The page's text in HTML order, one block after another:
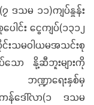
၇ ဒသမ ၁၁)ကျပ်နှုန်း
ေါင်း ငွေကျပ်(၁၃၁၂
းသမဝါယမအသင်းစု
ော နို့ဆီဘူးများကို
ဘဏ္ဍာရေးနှစ်မှ
န်ဒေါ်လာ(၁ ဒသမ